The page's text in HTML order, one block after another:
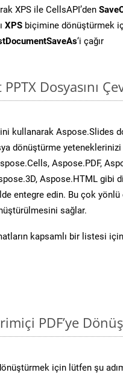
XPS ile CellsAPI’den
XPS biçimine dönüştürmek
‘i çağır
Dosyasını
kullanarak Aspose.Slides
dönüştürme yeteneklerinizi
Aspose.PDF,
Aspose.HTML gibi
entegre edin. Bu çok yönlü
sağlar.
kapsamlı bir listesi için
PDF’ye
için lütfen şu